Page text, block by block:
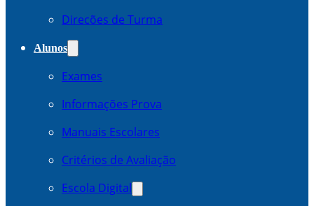
Direcões de Turma
Alunos
Exames
Informações Prova
Manuais Escolares
Critérios de Avaliação
Escola Digital